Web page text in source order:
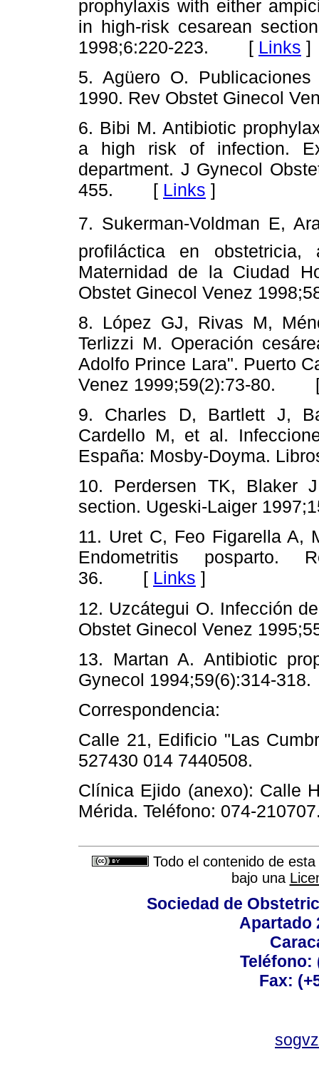
prophylaxis with either
in high-risk cesarean
1998;6:220-223. [ Links ]
5. Agüero O.
1990. Rev Obstet Ginecol
6. Bibi M. Antibiotic
a high risk of infection.
department. J Gynecol
455. [ Links ]
7. Sukerman-Voldman E,
profiláctica en
Maternidad de la Ciudad
Obstet Ginecol Venez
8. López GJ, Rivas M,
Terlizzi M. Operación
Adolfo Prince Lara". Puerto
Venez 1999;59(2):73-80.
9. Charles D, Bartlett J,
Cardello M, et al.
España: Mosby-Doyma.
10. Perdersen TK, Blaker
section. Ugeski-Laiger
11. Uret C, Feo Figarella A,
Endometritis posparto.
36. [ Links ]
12. Uzcátegui O. Infección
Obstet Ginecol Venez
13. Martan A. Antibiotic
Gynecol 1994;59(6):314-
Correspondencia:
Calle 21, Edificio "Las
527430 014 7440508.
Clínica Ejido (anexo): Calle
Mérida. Teléfono: 074-
Todo el contenido de
bajo una
Sociedad de
Apartado
Teléfono:
Fax: